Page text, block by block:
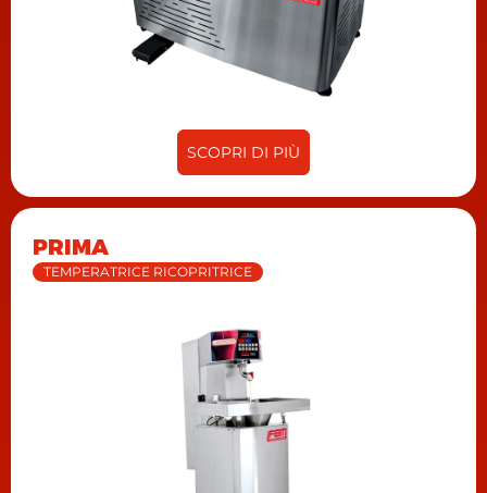
tempera consecutiva permettendo la perfetta
curva che porta ad una perfetta cristallizzazione
del cioccolato.
SCOPRI DI PIÙ
PRIMA
TEMPERATRICE RICOPRITRICE